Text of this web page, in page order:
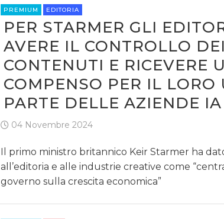
PREMIUM EDITORIA
PER STARMER GLI
AVERE IL CONTROLLO
CONTENUTI E RICEVERE
COMPENSO PER IL LORO
PARTE DELLE AZIENDE IA
04 Novembre 2024
Il primo ministro britannico Keir Starmer ha
all’editoria e alle industrie creative come
governo sulla crescita economica”